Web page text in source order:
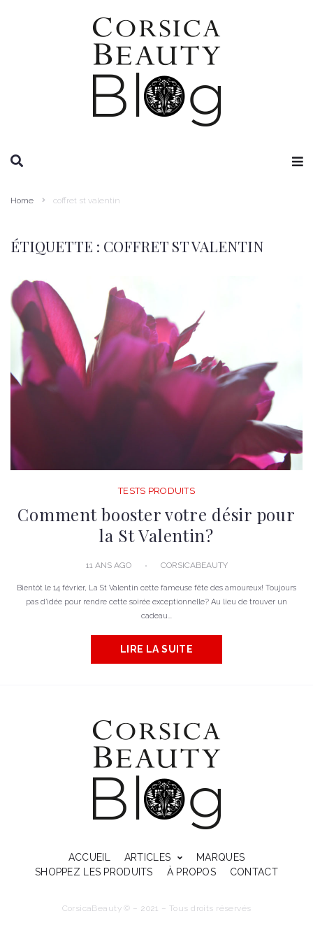
Home coffret st valentin
ÉTIQUETTE : COFFRET ST VALENTIN
TESTS PRODUITS
Comment booster votre désir pour
la St Valentin?
11 ANS AGO CORSICABEAUTY
Bientôt le 14 février, La St Valentin cette fameuse fête des amoureux! Toujours
pas d’idée pour rendre cette soirée exceptionnelle? Au lieu de trouver un
cadeau...
LIRE LA SUITE
ACCUEIL ARTICLES
MARQUES
SHOPPEZ LES PRODUITS
À PROPOS CONTACT
CorsicaBeauty © – 2021 – Tous droits réservés